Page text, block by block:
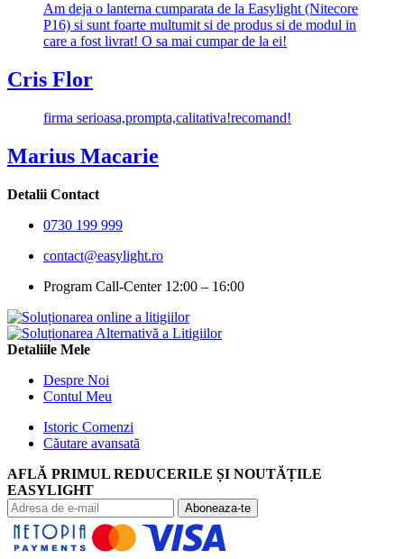
Am deja o lanterna cumparata de la Easylight (Nitecore
P16) si sunt foarte multumit si de produs si de modul in
care a fost livrat! O sa mai cumpar de la ei!
Cris Flor
firma serioasa,prompta,calitativa!recomand!
Marius Macarie
Detalii Contact
0730 199 999
contact@easylight.ro
Program Call-Center 12:00 – 16:00
Detaliile Mele
Despre Noi
Contul Meu
Istoric Comenzi
Căutare avansată
AFLĂ PRIMUL REDUCERILE ȘI NOUTĂȚILE
EASYLIGHT
Aboneaza-te